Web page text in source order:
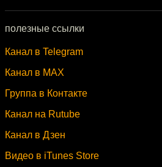
полезные ссылки
Канал в Telegram
Канал в MAX
Группа в Контакте
Канал на Rutube
Канал в Дзен
Видео в iTunes Store